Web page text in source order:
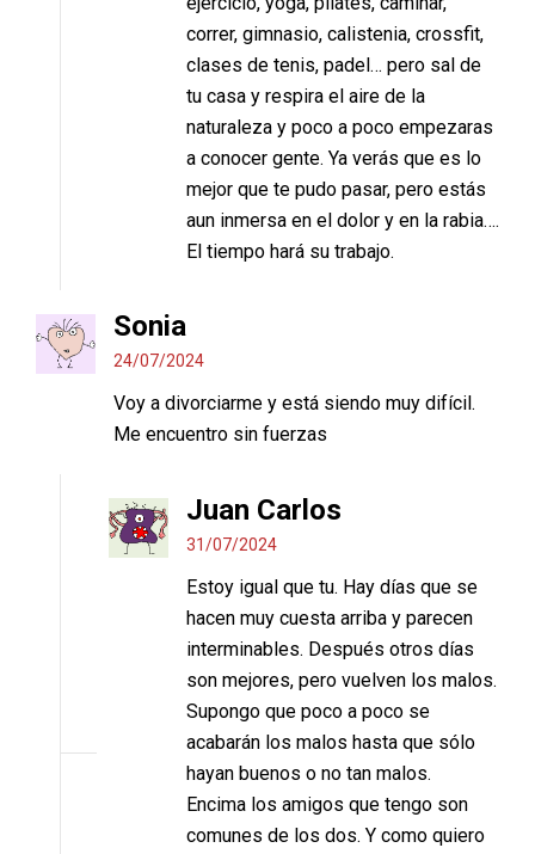
correr, gimnasio, calistenia, crossfit,
clases de tenis, padel… pero sal de
tu casa y respira el aire de la
naturaleza y poco a poco empezaras
a conocer gente. Ya verás que es lo
mejor que te pudo pasar, pero estás
aun inmersa en el dolor y en la rabia….
El tiempo hará su trabajo.
Sonia
24/07/2024
Voy a divorciarme y está siendo muy difícil.
Me encuentro sin fuerzas
Juan Carlos
31/07/2024
Estoy igual que tu. Hay días que se
hacen muy cuesta arriba y parecen
interminables. Después otros días
son mejores, pero vuelven los malos.
Supongo que poco a poco se
acabarán los malos hasta que sólo
hayan buenos o no tan malos.
Encima los amigos que tengo son
comunes de los dos. Y como quiero